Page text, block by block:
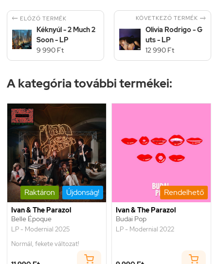
 ELŐZŐ TERMÉK
Kéknyúl - 2 Much 2
Soon - LP
9 990 Ft
KÖVETKEZŐ TERMÉK 
Olivia Rodrigo - G
uts - LP
12 990 Ft
A kategória további termékei:
Raktáron Újdonság!
Ivan & The Parazol
Belle Époque
LP - Modernial 2025
Normál, fekete változat!
Rendelhető
Ivan & The Parazol
Budai Pop
LP - Modernial 2022